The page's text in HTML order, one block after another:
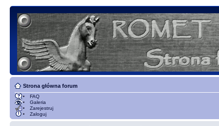
Strona główna forum
FAQ
Galeria
Zarejestruj
Zaloguj